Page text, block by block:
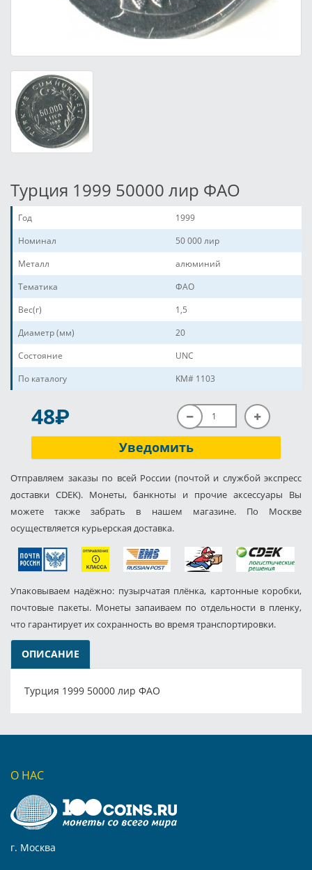
Турция 1999 50000 лир ФАО
Год
1999
Номинал
50 000 лир
Металл
алюминий
Тематика
ФАО
Вес(г)
1,5
Диаметр (мм)
20
Состояние
UNC
По каталогу
KM# 1103
48P
Уведомить
Отправляем заказы по всей России (почтой и службой экспресс
доставки CDEK). Монеты, банкноты и прочие аксессуары Вы
можете также забрать в нашем магазине. По Москве
осуществляется курьерская доставка.
Упаковываем надёжно: пузырчатая плёнка, картонные коробки,
почтовые пакеты. Монеты запаиваем по отдельности в пленку,
что гарантирует их сохранность во время транспортировки.
ОПИСАНИЕ
Турция 1999 50000 лир ФАО
О НАС
г. Москва